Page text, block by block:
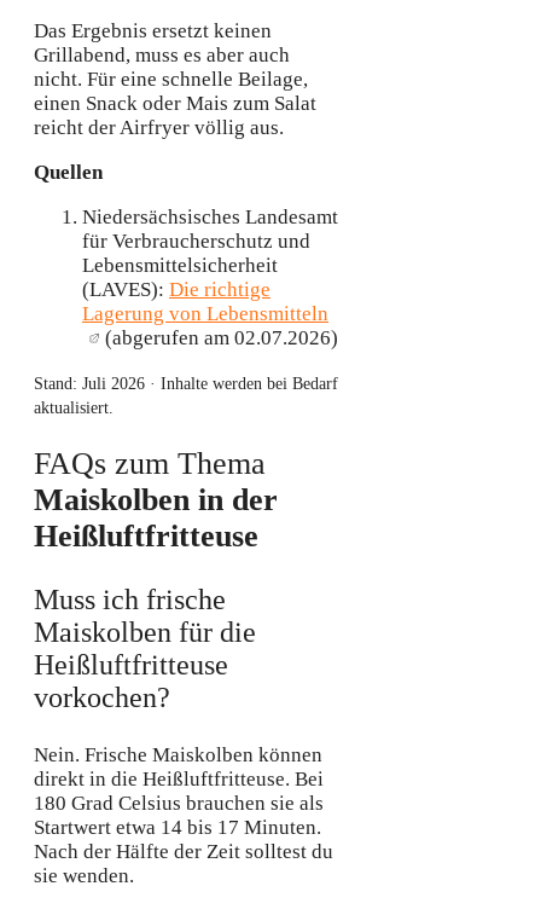
Das Ergebnis ersetzt keinen
Grillabend, muss es aber auch
nicht. Für eine schnelle Beilage,
einen Snack oder Mais zum Salat
reicht der Airfryer völlig aus.
Quellen
Niedersächsisches Landesamt
für Verbraucherschutz und
Lebensmittelsicherheit
(LAVES): Die richtige
Lagerung von Lebensmitteln
(abgerufen am 02.07.2026)
Stand: Juli 2026 · Inhalte werden bei Bedarf
aktualisiert.
FAQs zum Thema
Maiskolben in der
Heißluftfritteuse
Muss ich frische
Maiskolben für die
Heißluftfritteuse
vorkochen?
Nein. Frische Maiskolben können
direkt in die Heißluftfritteuse. Bei
180 Grad Celsius brauchen sie als
Startwert etwa 14 bis 17 Minuten.
Nach der Hälfte der Zeit solltest du
sie wenden.